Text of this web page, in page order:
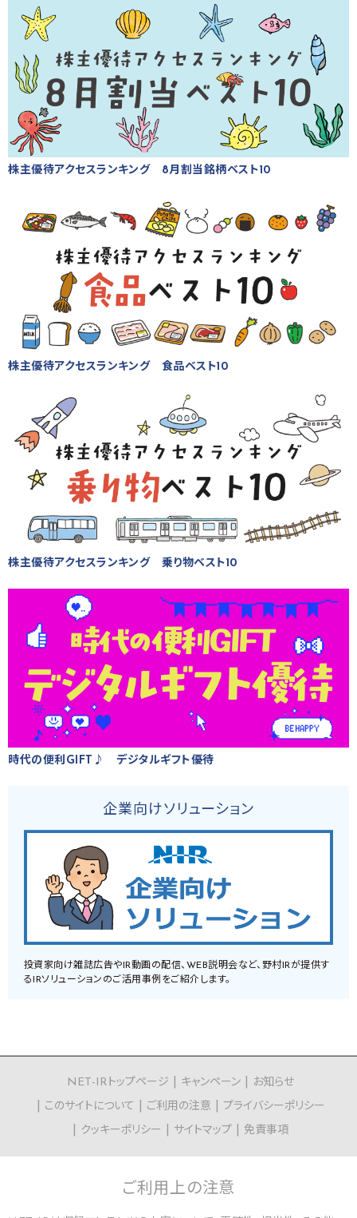
株主優待アクセスランキング 8月割当銘柄ベスト10
株主優待アクセスランキング 食品ベスト10
株主優待アクセスランキング 乗り物ベスト10
時代の便利GIFT♪ デジタルギフト優待
企業向けソリューション
投資家向け雑誌広告やIR動画の配信、WEB説明会など、野村IRが提供す
るIRソリューションのご活用事例をご紹介します。
NET-IRトップページ キャンペーン
お知らせ
このサイトについて
ご利用の注意
プライバシーポリシー
クッキーポリシー
サイトマップ 免責事項
ご利用上の注意